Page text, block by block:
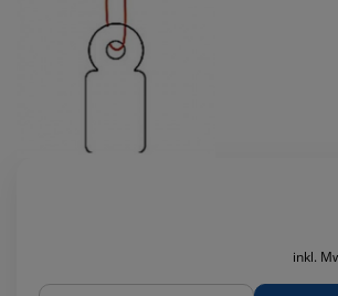
inkl.